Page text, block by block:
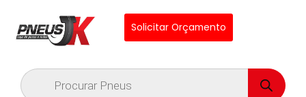
Solicitar Orçamento